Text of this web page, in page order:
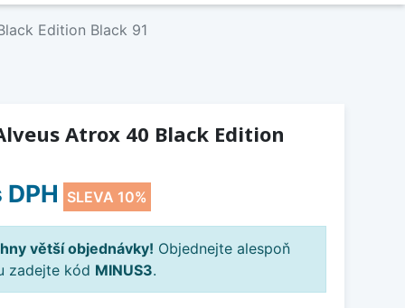
Edition Black 91
Atrox 40 Black Edition
SLEVA 10%
větší objednávky! Objednejte alespoň
zadejte kód MINUS3.